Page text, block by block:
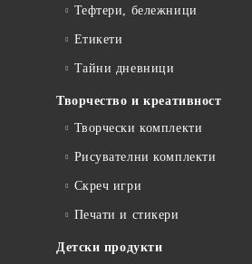
Тефтери, бележници
Етикети
Тайни дневници
Творчество и креативност
Творчески комплекти
Рисувателни комплекти
Скреч игри
Печати и стикери
Детски продукти